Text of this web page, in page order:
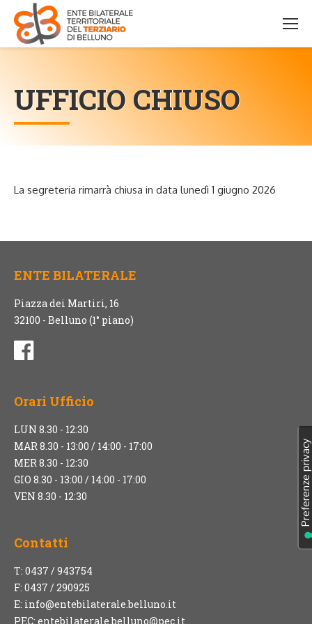
UFFICIO CHIUSO
La segreteria rimarrà chiusa in data lunedì 1 giugno 2026
ENTE BILATERALE
Piazza dei Martiri, 16
32100 - Belluno (1° piano)
Orari Ufficio
LUN 8.30 - 12:30
MAR 8.30 - 13:00 / 14:00 - 17:00
MER 8.30 - 12:30
GIO 8.30 - 13:00 / 14:00 - 17:00
VEN 8.30 - 12:30
Contatti
T: 0437 / 943754
F: 0437 / 290925
E: info@entebilaterale.belluno.it
PEC: entebilaterale.belluno@pec.it